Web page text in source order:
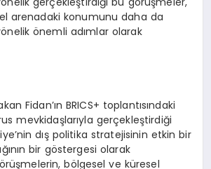
arenadaki konumunu daha da
önemli adımlar olarak
Fidan’ın BRICS+ toplantısındaki
mevkidaşlarıyla gerçekleştirdiği
dış politika stratejisinin etkin bir
bir göstergesi olarak
bölgesel ve küresel